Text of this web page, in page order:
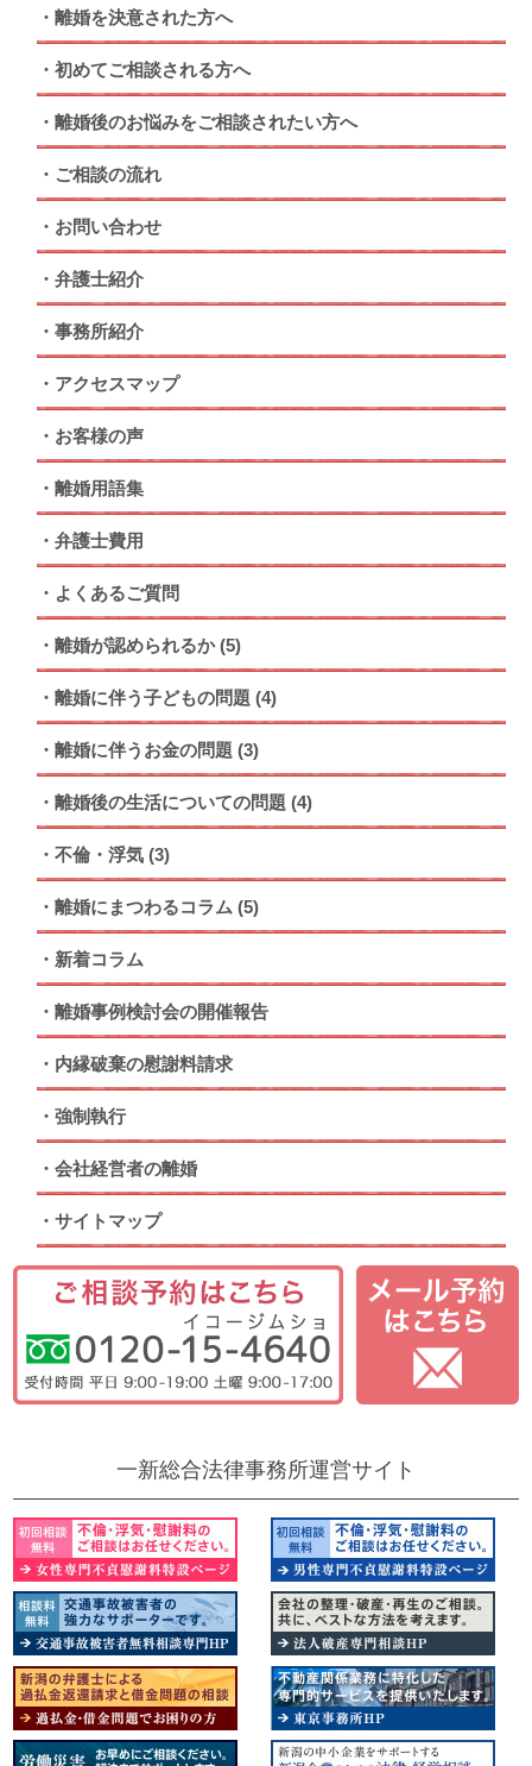
離婚を決意された方へ
初めてご相談される方へ
離婚後のお悩みをご相談されたい方へ
ご相談の流れ
お問い合わせ
弁護士紹介
事務所紹介
アクセスマップ
お客様の声
離婚用語集
弁護士費用
よくあるご質問
離婚が認められるか (5)
離婚に伴う子どもの問題 (4)
離婚に伴うお金の問題 (3)
離婚後の生活についての問題 (4)
不倫・浮気 (3)
離婚にまつわるコラム (5)
新着コラム
離婚事例検討会の開催報告
内縁破棄の慰謝料請求
強制執行
会社経営者の離婚
サイトマップ
一新総合法律事務所運営サイト